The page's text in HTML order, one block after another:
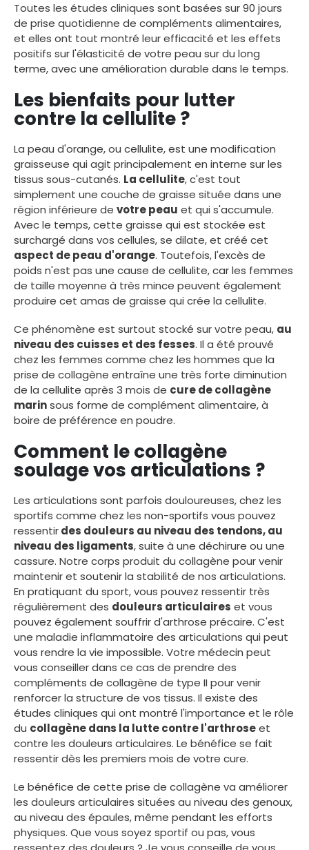
Toutes les études cliniques sont basées sur 90 jours
de prise quotidienne de compléments alimentaires,
et elles ont tout montré leur efficacité et les effets
positifs sur l'élasticité de votre peau sur du long
terme, avec une amélioration durable dans le temps.
Les bienfaits pour lutter
contre la cellulite ?
La peau d'orange, ou cellulite, est une modification
graisseuse qui agit principalement en interne sur les
tissus sous-cutanés. La cellulite, c'est tout
simplement une couche de graisse située dans une
région inférieure de votre peau et qui s'accumule.
Avec le temps, cette graisse qui est stockée est
surchargé dans vos cellules, se dilate, et créé cet
aspect de peau d'orange. Toutefois, l'excès de
poids n'est pas une cause de cellulite, car les femmes
de taille moyenne à très mince peuvent également
produire cet amas de graisse qui crée la cellulite.
Ce phénomène est surtout stocké sur votre peau, au
niveau des cuisses et des fesses. Il a été prouvé
chez les femmes comme chez les hommes que la
prise de collagène entraîne une très forte diminution
de la cellulite après 3 mois de cure de collagène
marinsous forme de complément alimentaire, à
boire de préférence en poudre.
Comment le collagène
soulage vos articulations ?
Les articulations sont parfois douloureuses, chez les
sportifs comme chez les non-sportifs vous pouvez
ressentirdes douleurs au niveau des tendons, au
niveau des ligaments, suite à une déchirure ou une
cassure. Notre corps produit du collagène pour venir
maintenir et soutenir la stabilité de nos articulations.
En pratiquant du sport, vous pouvez ressentir très
régulièrement des douleurs articulaires et vous
pouvez également souffrir d'arthrose précaire. C'est
une maladie inflammatoire des articulations qui peut
vous rendre la vie impossible. Votre médecin peut
vous conseiller dans ce cas de prendre des
compléments de collagène de type II pour venir
renforcer la structure de vos tissus. Il existe des
études cliniques qui ont montré l'importance et le rôle
du collagène dans la lutte contre l'arthroseet
contre les douleurs articulaires. Le bénéfice se fait
ressentir dès les premiers mois de votre cure.
Le bénéfice de cette prise de collagène va améliorer
les douleurs articulaires situées au niveau des genoux,
au niveau des épaules, même pendant les efforts
physiques. Que vous soyez sportif ou pas, vous